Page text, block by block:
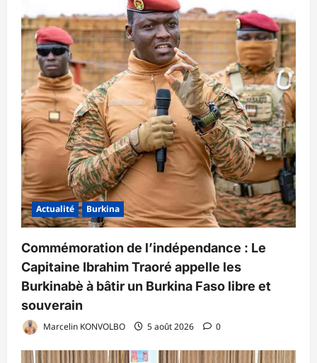
Actualité Burkina
Commémoration de l’indépendance : Le
Capitaine Ibrahim Traoré appelle les
Burkinabè à bâtir un Burkina Faso libre et
souverain
Marcelin KONVOLBO 5 août 2026 0